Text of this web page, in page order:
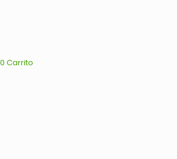
0 Carrito